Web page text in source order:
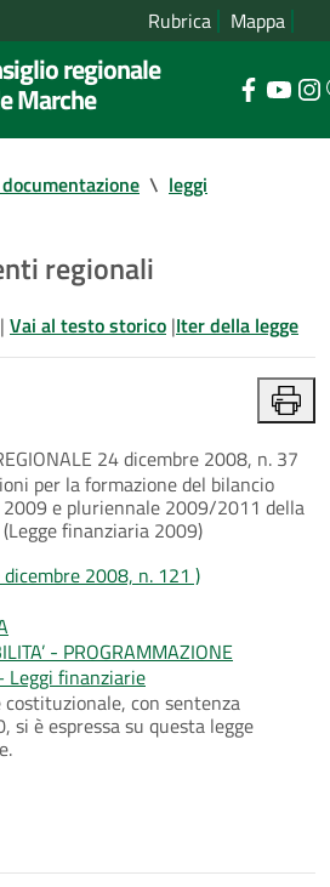
Rubrica Mappa
regionale
Marche
\ leggi
regionali
| Vai al testo storico |Iter della legge
24 dicembre 2008, n. 37
per la formazione del bilancio
e pluriennale 2009/2011 della
finanziaria 2009)
dicembre 2008, n. 121 )
- PROGRAMMAZIONE
Leggi finanziarie
costituzionale, con sentenza
si è espressa su questa legge